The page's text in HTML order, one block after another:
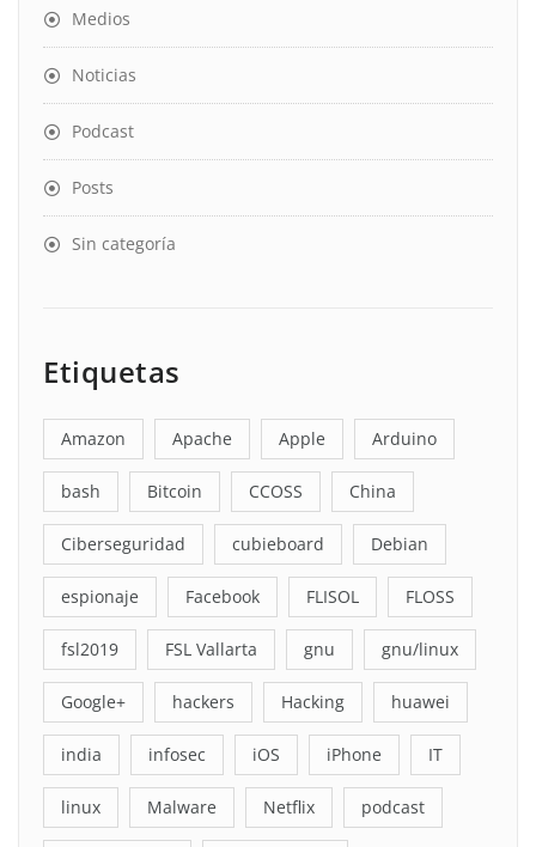
Medios
Noticias
Podcast
Posts
Sin categoría
Etiquetas
Amazon Apache Apple Arduino
bash Bitcoin CCOSS China
Ciberseguridad cubieboard Debian
espionaje Facebook FLISOL FLOSS
fsl2019 FSL Vallarta gnu gnu/linux
Google+ hackers Hacking huawei
india infosec iOS iPhone IT
linux Malware Netflix podcast